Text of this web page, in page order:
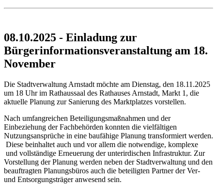
08.10.2025 - Einladung zur
Bürgerinformationsveranstaltung am 18.
November
Die Stadtverwaltung Arnstadt möchte am Dienstag, den 18.11.2025
um 18 Uhr im Rathaussaal des Rathauses Arnstadt, Markt 1, die
aktuelle Planung zur Sanierung des Marktplatzes vorstellen.
Nach umfangreichen Beteiligungsmaßnahmen und der
Einbeziehung der Fachbehörden konnten die vielfältigen
Nutzungsansprüche in eine baufähige Planung transformiert werden.
Diese beinhaltet auch und vor allem die notwendige, komplexe
und vollständige Erneuerung der unterirdischen Infrastruktur. Zur
Vorstellung der Planung werden neben der Stadtverwaltung und den
beauftragten Planungsbüros auch die beteiligten Partner der Ver-
und Entsorgungsträger anwesend sein.